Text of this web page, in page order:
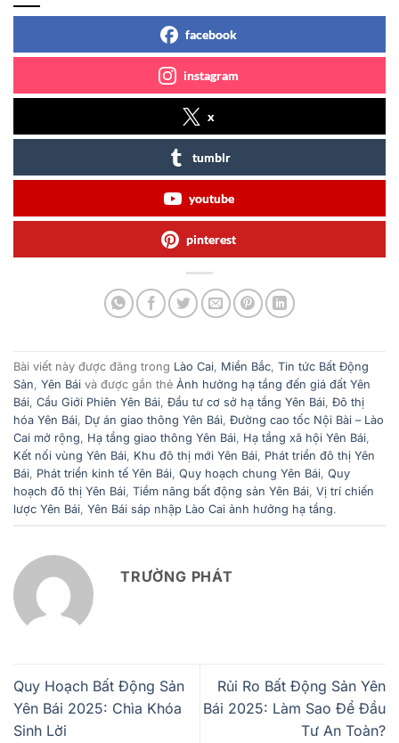
facebook
instagram
x
tumblr
youtube
pinterest
Bài viết này được đăng trong Lào Cai, Miền Bắc, Tin tức Bất Động
Sản, Yên Bái và được gắn thẻ Ảnh hưởng hạ tầng đến giá đất Yên
Bái, Cầu Giới Phiên Yên Bái, Đầu tư cơ sở hạ tầng Yên Bái, Đô thị
hóa Yên Bái, Dự án giao thông Yên Bái, Đường cao tốc Nội Bài – Lào
Cai mở rộng, Hạ tầng giao thông Yên Bái, Hạ tầng xã hội Yên Bái,
Kết nối vùng Yên Bái, Khu đô thị mới Yên Bái, Phát triển đô thị Yên
Bái, Phát triển kinh tế Yên Bái, Quy hoạch chung Yên Bái, Quy
hoạch đô thị Yên Bái, Tiềm năng bất động sản Yên Bái, Vị trí chiến
lược Yên Bái, Yên Bái sáp nhập Lào Cai ảnh hưởng hạ tầng.
TRƯỜNG PHÁT
Quy Hoạch Bất Động Sản
Yên Bái 2025: Chìa Khóa
Sinh Lời
Rủi Ro Bất Động Sản Yên
Bái 2025: Làm Sao Để Đầu
Tư An Toàn?